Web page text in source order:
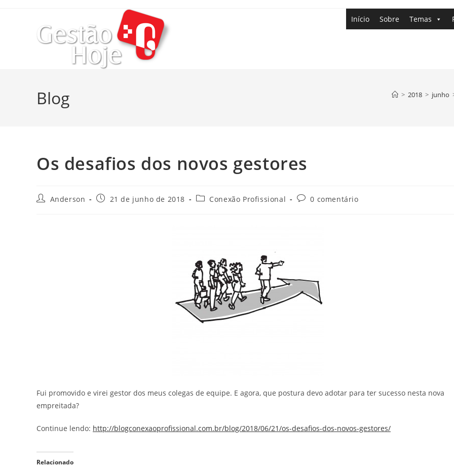
Início Sobre Temas
Blog > 2018 > junho
Os desafios dos novos gestores
Anderson 21 de junho de 2018 Conexão Profissional 0 comentário
Fui promovido e virei gestor dos meus colegas de equipe. E agora, que postura devo adotar para ter sucesso nesta nova
empreitada?
Continue lendo: http://blogconexaoprofissional.com.br/blog/2018/06/21/os-desafios-dos-novos-gestores/
Relacionado